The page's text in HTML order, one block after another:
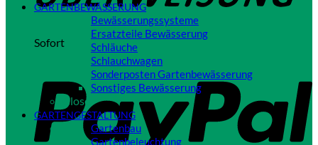
Sofort
GARTENBEWÄSSERUNG
Bewässerungssysteme
Ersatzteile Bewässerung
Schläuche
Schlauchwagen
Sonderposten Gartenbewässerung
Sonstiges Bewässerung
Close
GARTENGESTALTUNG
Gartenbau
Gartenbeleuchtung